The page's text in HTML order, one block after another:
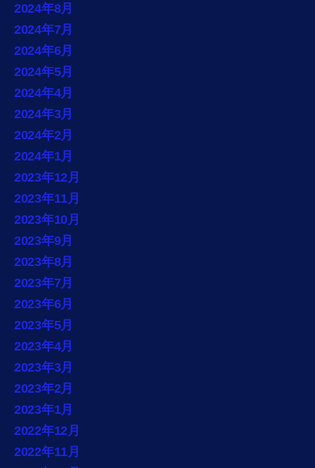
2024年8月
2024年7月
2024年6月
2024年5月
2024年4月
2024年3月
2024年2月
2024年1月
2023年12月
2023年11月
2023年10月
2023年9月
2023年8月
2023年7月
2023年6月
2023年5月
2023年4月
2023年3月
2023年2月
2023年1月
2022年12月
2022年11月